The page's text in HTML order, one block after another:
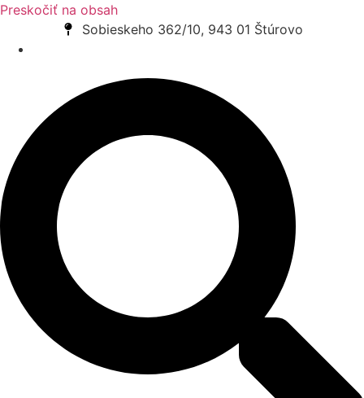
Preskočiť na obsah
Sobieskeho 362/10, 943 01 Štúrovo